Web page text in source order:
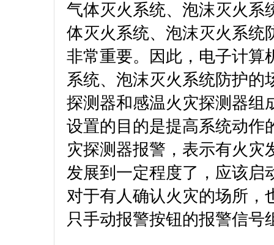
气体灭火系统、泡沫灭火系
体灭火系统、泡沫灭火系统
非常重要。因此，电子计算
系统、泡沫灭火系统防护的
探测器和感温火灾探测器组
设置的目的是提高系统动作
灾探测器报警，表示有火灾
发展到一定程度了，应该启
对于有人确认火灾的场所，
只手动报警按钮的报警信号